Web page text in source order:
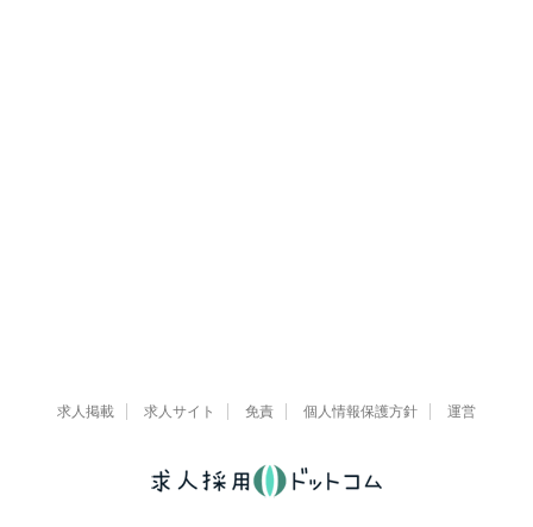
求人掲載 求人サイト 免責 個人情報保護方針 運営